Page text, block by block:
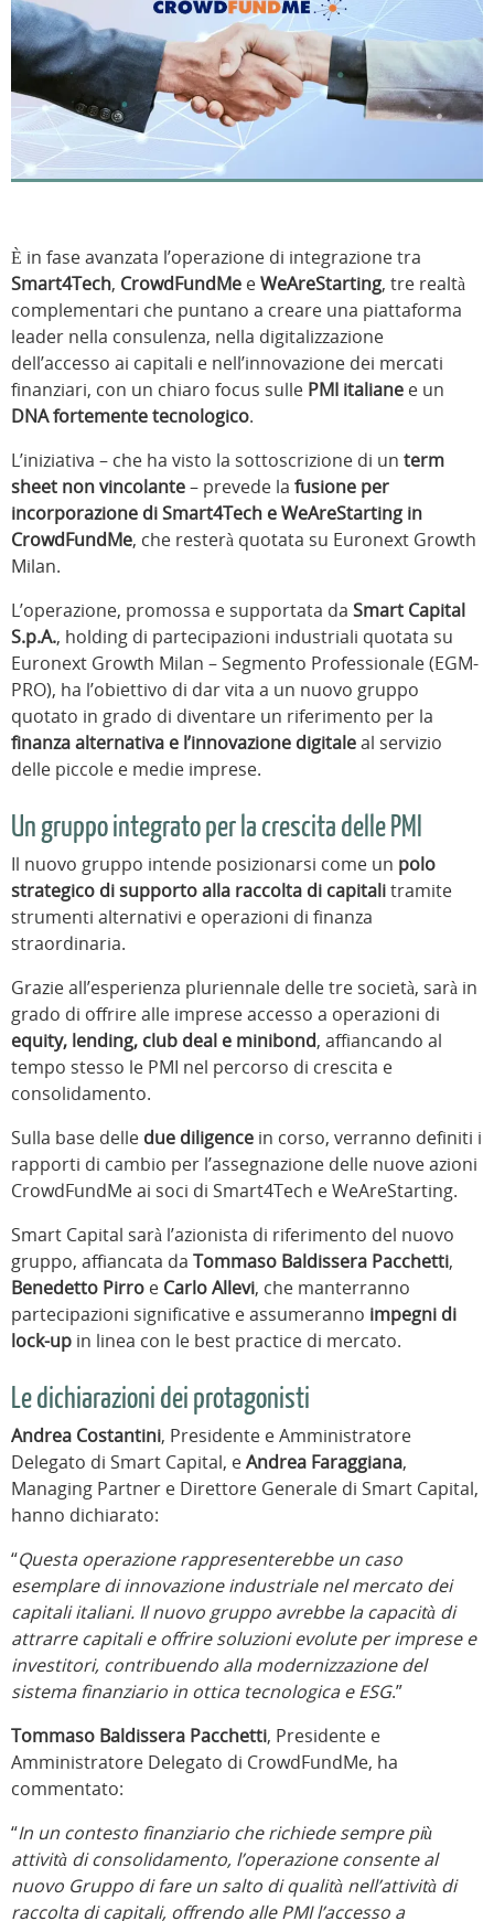
È in fase avanzata l’operazione di integrazione tra
Smart4Tech, CrowdFundMe eWeAreStarting, tre realtà
complementari che puntano a creare una piattaforma
leader nella consulenza, nella digitalizzazione
dell’accesso ai capitali e nell’innovazione dei mercati
finanziari, con un chiaro focus sulle PMI italiane e un
DNA fortemente tecnologico.
L’iniziativa – che ha visto la sottoscrizione di un term
sheet non vincolante– prevede la fusione per
incorporazione di Smart4Tech e WeAreStarting in
CrowdFundMe, che resterà quotata su Euronext Growth
Milan.
L’operazione, promossa e supportata da Smart Capital
S.p.A., holding di partecipazioni industriali quotata su
Euronext Growth Milan – Segmento Professionale (EGM-
PRO), ha l’obiettivo di dar vita a un nuovo gruppo
quotato in grado di diventare un riferimento per la
finanza alternativa e l’innovazione digitaleal servizio
delle piccole e medie imprese.
Un gruppo integrato per la crescita delle PMI
Il nuovo gruppo intende posizionarsi come un polo
strategico di supporto alla raccolta di capitalitramite
strumenti alternativi e operazioni di finanza
straordinaria.
Grazie all’esperienza pluriennale delle tre società, sarà in
grado di offrire alle imprese accesso a operazioni di
equity, lending, club deal e minibond, affiancando al
tempo stesso le PMI nel percorso di crescita e
consolidamento.
Sulla base delle due diligence in corso, verranno definiti i
rapporti di cambio per l’assegnazione delle nuove azioni
CrowdFundMe ai soci di Smart4Tech e WeAreStarting.
Smart Capital sarà l’azionista di riferimento del nuovo
gruppo, affiancata da Tommaso Baldissera Pacchetti,
Benedetto Pirro e Carlo Allevi, che manterranno
partecipazioni significative e assumeranno impegni di
lock-up in linea con le best practice di mercato.
Le dichiarazioni dei protagonisti
Andrea Costantini, Presidente e Amministratore
Delegato di Smart Capital, eAndrea Faraggiana,
Managing Partner e Direttore Generale di Smart Capital,
hanno dichiarato:
“Questa operazione rappresenterebbe un caso
esemplare di innovazione industriale nel mercato dei
capitali italiani. Il nuovo gruppo avrebbe la capacità di
attrarre capitali e offrire soluzioni evolute per imprese e
investitori, contribuendo alla modernizzazione del
sistema finanziario in ottica tecnologica e ESG.”
Tommaso Baldissera Pacchetti, Presidente e
Amministratore Delegato di CrowdFundMe, ha
commentato:
“In un contesto finanziario che richiede sempre più
attività di consolidamento, l’operazione consente al
nuovo Gruppo di fare un salto di qualità nell’attività di
raccolta di capitali, offrendo alle PMI l’accesso a